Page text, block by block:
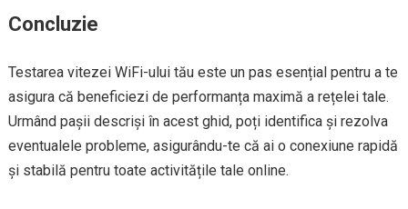
Concluzie
Testarea vitezei WiFi-ului tău este un pas esențial pentru a te
asigura că beneficiezi de performanța maximă a rețelei tale.
Urmând pașii descriși în acest ghid, poți identifica și rezolva
eventualele probleme, asigurându-te că ai o conexiune rapidă
și stabilă pentru toate activitățile tale online.